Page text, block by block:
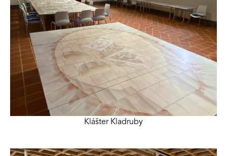
Klášter Kladruby